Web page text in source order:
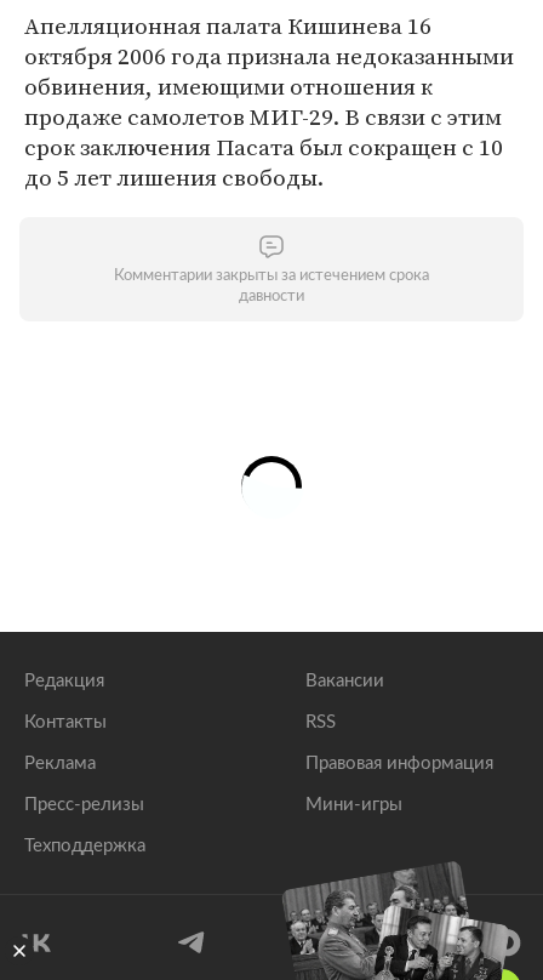
Апелляционная палата Кишинева 16
октября 2006 года признала недоказанными
обвинения, имеющими отношения к
продаже самолетов МИГ-29. В связи с этим
срок заключения Пасата был сокращен с 10
до 5 лет лишения свободы.
Комментарии закрыты за истечением срока
давности
Редакция
Контакты
Реклама
Пресс-релизы
Техподдержка
Вакансии
RSS
Правовая информация
Мини-игры